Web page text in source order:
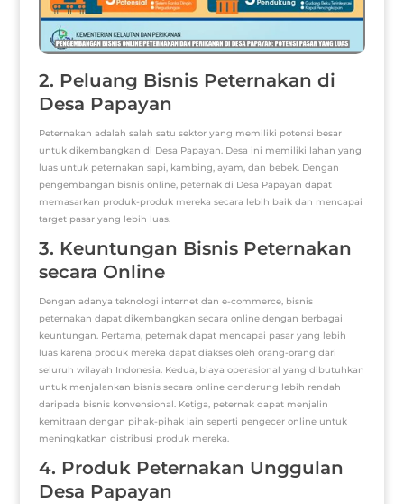
2. Peluang Bisnis Peternakan di
Desa Papayan
Peternakan adalah salah satu sektor yang memiliki potensi besar
untuk dikembangkan di Desa Papayan. Desa ini memiliki lahan yang
luas untuk peternakan sapi, kambing, ayam, dan bebek. Dengan
pengembangan bisnis online, peternak di Desa Papayan dapat
memasarkan produk-produk mereka secara lebih baik dan mencapai
target pasar yang lebih luas.
3. Keuntungan Bisnis Peternakan
secara Online
Dengan adanya teknologi internet dan e-commerce, bisnis
peternakan dapat dikembangkan secara online dengan berbagai
keuntungan. Pertama, peternak dapat mencapai pasar yang lebih
luas karena produk mereka dapat diakses oleh orang-orang dari
seluruh wilayah Indonesia. Kedua, biaya operasional yang dibutuhkan
untuk menjalankan bisnis secara online cenderung lebih rendah
daripada bisnis konvensional. Ketiga, peternak dapat menjalin
kemitraan dengan pihak-pihak lain seperti pengecer online untuk
meningkatkan distribusi produk mereka.
4. Produk Peternakan Unggulan
Desa Papayan